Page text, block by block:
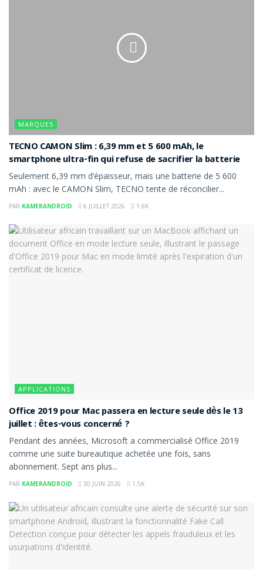
MARQUES
TECNO CAMON Slim : 6,39 mm et 5 600 mAh, le
smartphone ultra-fin qui refuse de sacrifier la batterie
Seulement 6,39 mm d’épaisseur, mais une batterie de 5 600
mAh : avec le CAMON Slim, TECNO tente de réconcilier...
PAR KAMERANDROID 6 JUILLET 2026 1.6K
APPLICATIONS
Office 2019 pour Mac passera en lecture seule dès le 13
juillet : êtes-vous concerné ?
Pendant des années, Microsoft a commercialisé Office 2019
comme une suite bureautique achetée une fois, sans
abonnement. Sept ans plus...
PAR KAMERANDROID 30 JUIN 2026 1.5K